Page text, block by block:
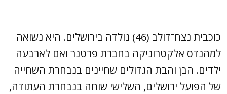
כוכבית נצח־דולב (46) נולדה בירושלים. היא נשואה
למהנדס אלקטרוניקה בחברת פרטנר ואם לארבעה
ילדים. הבן והבת הגדולים שחיינים בנבחרת השחייה
של הפועל ירושלים, השלישי שוחה בנבחרת העתודה,